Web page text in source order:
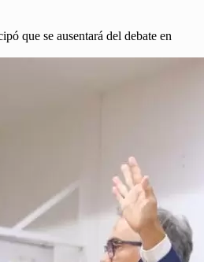
que se ausentará del debate en